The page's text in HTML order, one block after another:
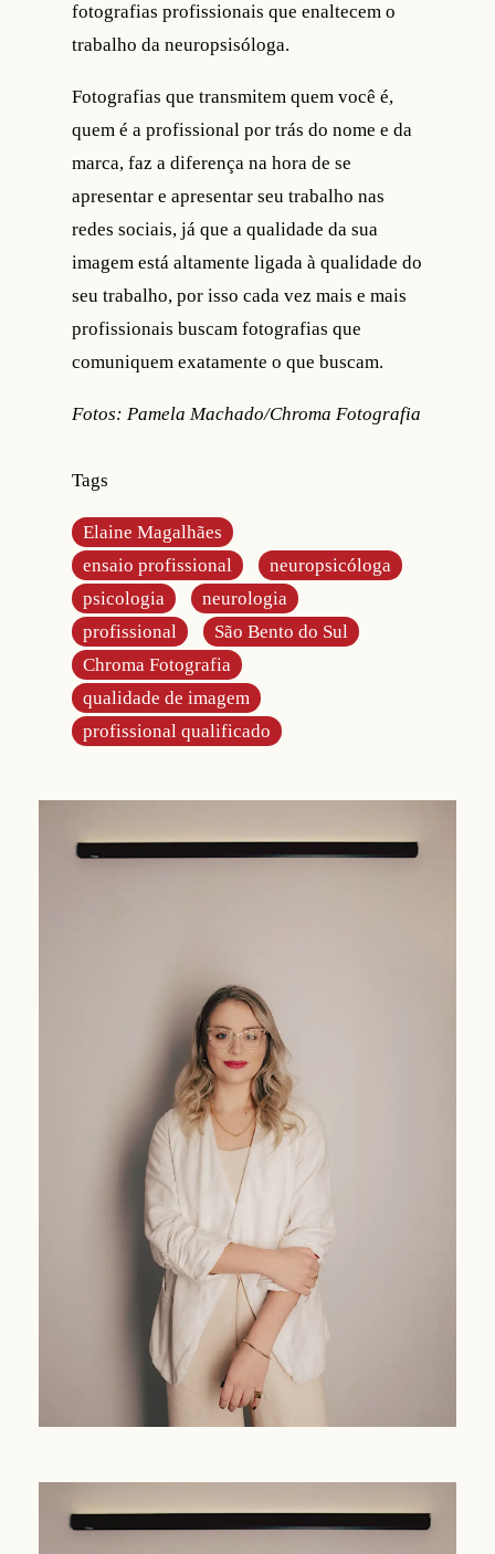
fotografias profissionais que enaltecem o
trabalho da neuropsisóloga.
Fotografias que transmitem quem você é,
quem é a profissional por trás do nome e da
marca, faz a diferença na hora de se
apresentar e apresentar seu trabalho nas
redes sociais, já que a qualidade da sua
imagem está altamente ligada à qualidade do
seu trabalho, por isso cada vez mais e mais
profissionais buscam fotografias que
comuniquem exatamente o que buscam.
Fotos: Pamela Machado/Chroma Fotografia
Tags
Elaine Magalhães
ensaio profissional
neuropsicóloga
psicologia
neurologia
profissional
São Bento do Sul
Chroma Fotografia
qualidade de imagem
profissional qualificado